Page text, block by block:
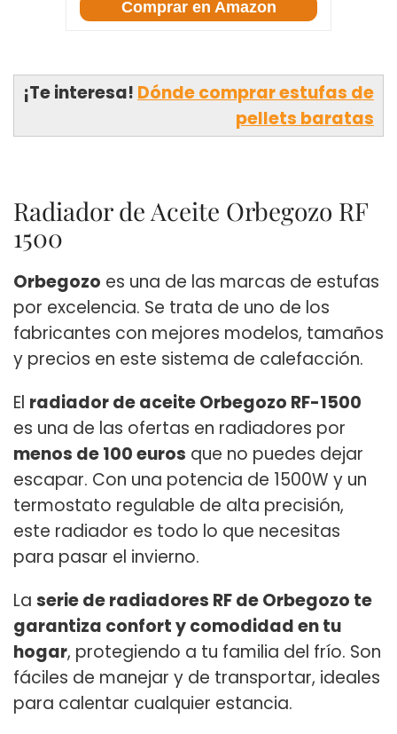
Comprar en Amazon
¡Te interesa! Dónde comprar estufas de
pellets baratas
Radiador de Aceite Orbegozo RF
1500
Orbegozo es una de las marcas de estufas
por excelencia. Se trata de uno de los
fabricantes con mejores modelos, tamaños
y precios en este sistema de calefacción.
El radiador de aceite Orbegozo RF-1500
es una de las ofertas en radiadores por
menos de 100 euros que no puedes dejar
escapar. Con una potencia de 1500W y un
termostato regulable de alta precisión,
este radiador es todo lo que necesitas
para pasar el invierno.
La serie de radiadores RF de Orbegozo te
garantiza confort y comodidad en tu
hogar, protegiendo a tu familia del frío. Son
fáciles de manejar y de transportar, ideales
para calentar cualquier estancia.